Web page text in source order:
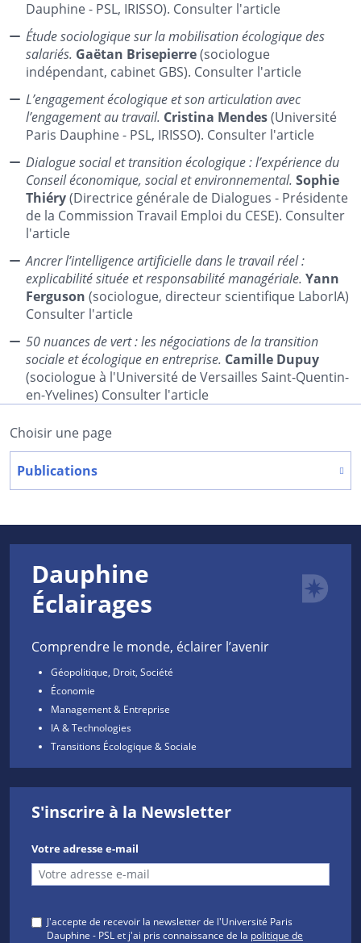
Choisir une page
Publications
Dauphine - PSL, IRISSO). Consulter l'article
Étude sociologique sur la mobilisation écologique des
salariés. Gaëtan Brisepierre(sociologue
indépendant, cabinet GBS). Consulter l'article
L’engagement écologique et son articulation avec
l’engagement au travail. Cristina Mendes(Université
Paris Dauphine - PSL, IRISSO). Consulter l'article
Dialogue social et transition écologique : l’expérience du
Conseil économique, social et environnemental. Sophie
Thiéry(Directrice générale de Dialogues - Présidente
de la Commission Travail Emploi du CESE). Consulter
l'article
Ancrer l’intelligence artificielle dans le travail réel :
explicabilité située et responsabilité managériale. Yann
Ferguson (sociologue, directeur scientifique LaborIA)
Consulter l'article
50 nuances de vert : les négociations de la transition
sociale et écologique en entreprise. Camille Dupuy
(sociologue à l'Université de Versailles Saint-Quentin-
en-Yvelines) Consulter l'article
Dauphine
Éclairages
Comprendre le monde, éclairer l’avenir
Géopolitique, Droit, Société
Économie
Management & Entreprise
IA & Technologies
Transitions Écologique & Sociale
S'inscrire à la Newsletter
Votre adresse e-mail
J'accepte de recevoir la newsletter de l'Université Paris
Dauphine - PSL et j'ai pris connaissance de la politique de